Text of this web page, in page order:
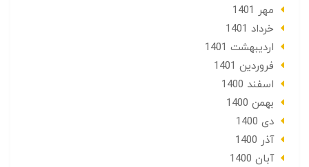
مهر 1401
خرداد 1401
ارديبهشت 1401
فروردین 1401
اسفند 1400
بهمن 1400
دی 1400
آذر 1400
آبان 1400